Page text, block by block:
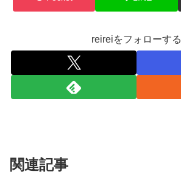
reireiをフォローする
関連記事